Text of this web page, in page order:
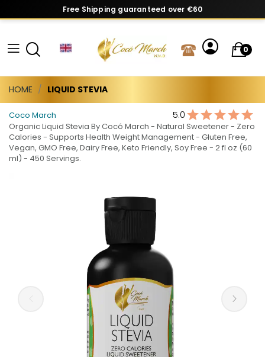
Free Shipping guaranteed over €60
0
HOME LIQUID STEVIA
Coco March 5.0
Organic Liquid Stevia By Cocó March - Natural Sweetener - Zero
Calories - Supports Health Weight Management - Gluten Free,
Vegan, GMO Free, Dairy Free, Keto Friendly, Soy Free - 2 fl oz (60
ml) - 450 Servings.